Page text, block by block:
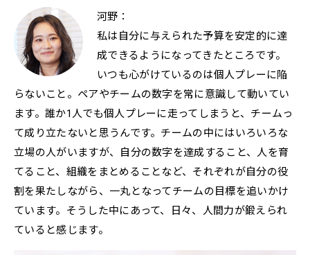
河野：
私は自分に与えられた予算を安定的に達
成できるようになってきたところです。
いつも心がけているのは個人プレーに陥
らないこと。ペアやチームの数字を常に意識して動いてい
ます。誰か1人でも個人プレーに走ってしまうと、チームっ
て成り立たないと思うんです。チームの中にはいろいろな
立場の人がいますが、自分の数字を達成すること、人を育
てること、組織をまとめることなど、それぞれが自分の役
割を果たしながら、一丸となってチームの目標を追いかけ
ています。そうした中にあって、日々、人間力が鍛えられ
ていると感じます。